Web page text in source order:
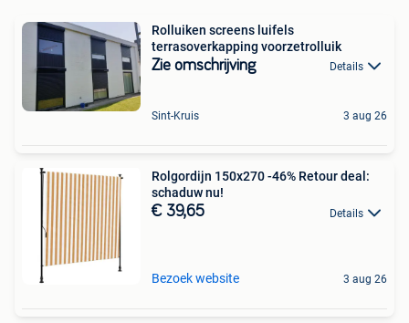
Rolluiken screens luifels
terrasoverkapping voorzetrolluik
Zie omschrijving Details
Sint-Kruis 3 aug 26
Rolgordijn 150x270 -46% Retour deal:
schaduw nu!
€ 39,65 Details
Bezoek website 3 aug 26